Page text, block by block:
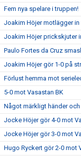
Fem nya spelare i truppen!
Joakim Höjer motlägger in
Joakim Höjer prickskjuter
Paulo Fortes da Cruz
Joakim Höjer gör 1-0 på
Förlust hemma mot
5-0 mot Vasastan BK
Något märkligt händer
Jocke Höjer gör 4-0 mot
Jocke Höjer gör 3-0 mot
Hugo Ryckert gör 2-0 mot